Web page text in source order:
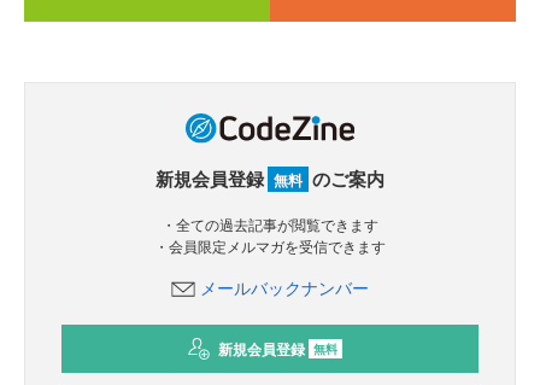
新規会員登録 無料 のご案内
・全ての過去記事が閲覧できます
・会員限定メルマガを受信できます
メールバックナンバー
新規会員登録 無料